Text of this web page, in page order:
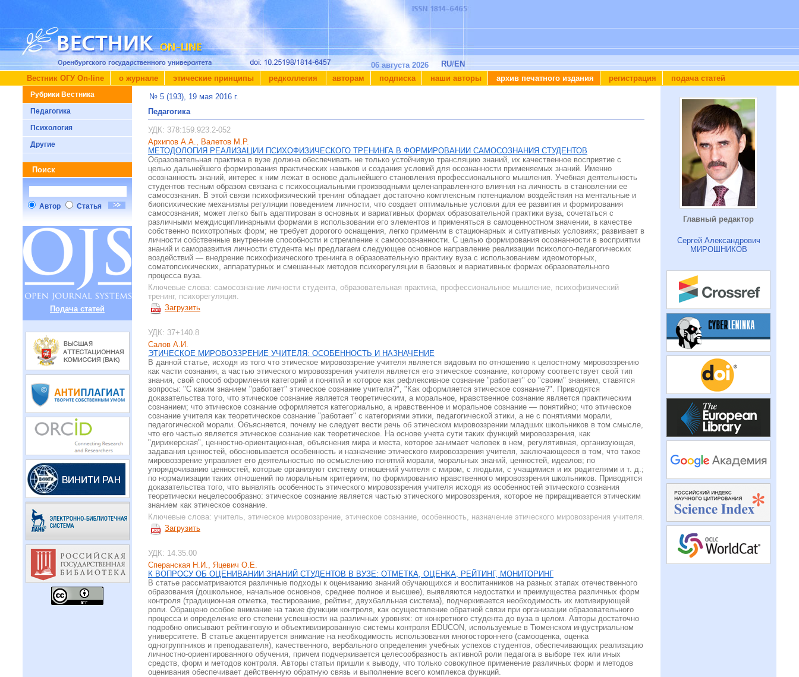
06 августа 2026 RU/EN
Вестник ОГУ On-line
о журнале этические принципы редколлегия авторам подписка наши авторы архив печатного издания регистрация подача статей
Рубрики Вестника
Педагогика
Психология
Другие
Поиск
Автор Статья
Подача статей
№ 5 (193), 19 мая 2016 г.
Педагогика
УДК: 378:159.923.2-052
Архипов А.А., Валетов М.Р.
МЕТОДОЛОГИЯ РЕАЛИЗАЦИИ ПСИХОФИЗИЧЕСКОГО ТРЕНИНГА В ФОРМИРОВАНИИ САМОСОЗНАНИЯ СТУДЕНТОВ
Образовательная практика в вузе должна обеспечивать не только устойчивую трансляцию знаний, их качественное восприятие с
целью дальнейшего формирования практических навыков и создания условий для осознанности применяемых знаний. Именно
осознанность знаний, интерес к ним лежат в основе дальнейшего становления профессионального мышления. Учебная деятельность
студентов тесным образом связана с психосоциальными производными целенаправленного влияния на личность в становлении ее
самосознания. В этой связи психофизический тренинг обладает достаточно комплексным потенциалом воздействия на ментальные и
биопсихические механизмы регуляции поведением личности, что создает оптимальные условия для ее развития и формирования
самосознания; может легко быть адаптирован в основных и вариативных формах образовательной практики вуза, сочетаться с
различными междисциплинарными формами в использовании его элементов и применяться в самоценностном значении, в качестве
собственно психотропных форм; не требует дорогого оснащения, легко применим в стационарных и ситуативных условиях; развивает в
личности собственные внутренние способности и стремление к самоoсознанности. С целью формирования осознанности в восприятии
знаний и саморазвития личности студента мы предлагаем следующее основное направление реализации психолого-педагогических
воздействий — внедрение психофизического тренинга в образовательную практику вуза с использованием идеомоторных,
соматопсихических, аппаратурных и смешанных методов психорегуляции в базовых и вариативных формах образовательного
процесса вуза.
Ключевые слова: самосознание личности студента, образовательная практика, профессиональное мышление, психофизический
тренинг, психорегуляция.
Загрузить
УДК: 37+140.8
Салов А.И.
ЭТИЧЕСКОЕ МИРОВОЗЗРЕНИЕ УЧИТЕЛЯ: ОСОБЕННОСТЬ И НАЗНАЧЕНИЕ
В данной статье, исходя из того что этическое мировоззрение учителя является видовым по отношению к целостному мировоззрению
как части сознания, а частью этического мировоззрения учителя является его этическое сознание, которому соответствует свой тип
знания, свой способ оформления категорий и понятий и которое как рефлексивное сознание "работает" со "своим" знанием, ставятся
вопросы: "С каким знанием "работает" этическое сознание учителя?", "Как оформляется этическое сознание?". Приводятся
доказательства того, что этическое сознание является теоретическим, а моральное, нравственное сознание является практическим
сознанием; что этическое сознание оформляется категориально, а нравственное и моральное сознание — понятийно; что этическое
сознание учителя как теоретическое сознание "работает" с категориями этики, педагогической этики, а не с понятиями морали,
педагогической морали. Объясняется, почему не следует вести речь об этическом мировоззрении младших школьников в том смысле,
что его частью является этическое сознание как теоретическое. На основе учета сути таких функций мировоззрения, как
"дирижерская", ценностно-ориентационная, объяснения мира и места, которое занимает человек в нем, регулятивная, организующая,
задавания ценностей, обосновывается особенность и назначение этического мировоззрения учителя, заключающееся в том, что такое
мировоззрение управляет его деятельностью по осмыслению понятий морали, моральных знаний, ценностей, идеалов; по
упорядочиванию ценностей, которые организуют систему отношений учителя с миром, с людьми, с учащимися и их родителями и т. д.;
по нормализации таких отношений по моральным критериям; по формированию нравственного мировоззрения школьников. Приводятся
доказательства того, что выявлять особенность этического мировоззрения учителя исходя из особенностей этического сознания
теоретически нецелесообразно: этическое сознание является частью этического мировоззрения, которое не приращивается этическим
знанием как этическое сознание.
Ключевые слова: учитель, этическое мировоззрение, этическое сознание, особенность, назначение этического мировоззрения учителя.
Загрузить
УДК: 14.35.00
Сперанская Н.И., Яцевич О.Е.
К ВОПРОСУ ОБ ОЦЕНИВАНИИ ЗНАНИЙ СТУДЕНТОВ В ВУЗЕ: ОТМЕТКА, ОЦЕНКА, РЕЙТИНГ, МОНИТОРИНГ
В статье рассматриваются различные подходы к оцениванию знаний обучающихся и воспитанников на разных этапах отечественного
образования (дошкольное, начальное основное, среднее полное и высшее), выявляются недостатки и преимущества различных форм
контроля (традиционная отметка, тестирование, рейтинг, двухбалльная система), подчеркивается необходимость их мотивирующей
роли. Обращено особое внимание на такие функции контроля, как осуществление обратной связи при организации образовательного
процесса и определение его степени успешности на различных уровнях: от конкретного студента до вуза в целом. Авторы достаточно
подробно описывают рейтинговую и объективизированную системы контроля EDUCON, используемые в Тюменском индустриальном
университете. В статье акцентируется внимание на необходимость использования многостороннего (самооценка, оценка
одногруппников и преподавателя), качественного, вербального определения учебных успехов студентов, обеспечивающих реализацию
личностно-ориентированного обучения, причем подчеркивается целесообразность активной роли педагога в выборе тех или иных
средств, форм и методов контроля. Авторы статьи пришли к выводу, что только совокупное применение различных форм и методов
оценивания обеспечивает действенную обратную связь и выполнение всего комплекса функций.
Главный редактор
Сергей Александрович
МИРОШНИКОВ